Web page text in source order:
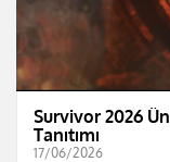
Survivor 2026
Tanıtımı
17/06/2026